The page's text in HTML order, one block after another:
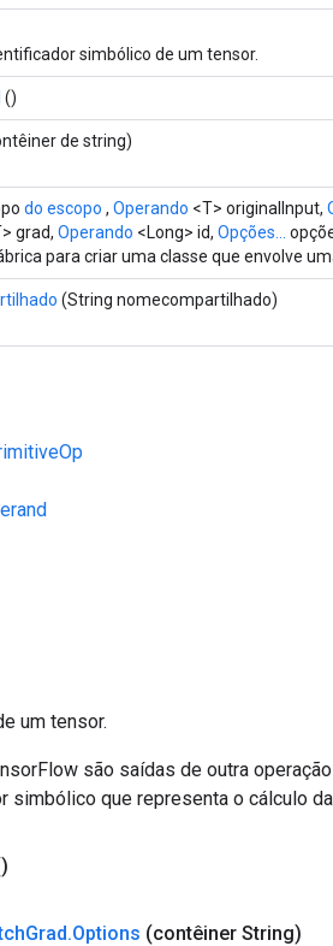
simbólico de um tensor.
()
de string)
do escopo , Operando <T> originalInput,
grad, Operando <Long> id, Opções...
para criar uma classe que envolve
(String nomecompartilhado)
um tensor.
são saídas de outra
simbólico que representa o cálculo
Grad.Options (contêiner String)